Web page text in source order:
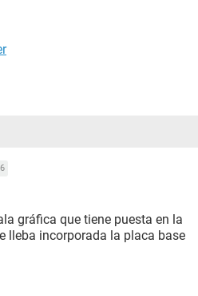
gráfica que tiene puesta en la
lleba incorporada la placa base